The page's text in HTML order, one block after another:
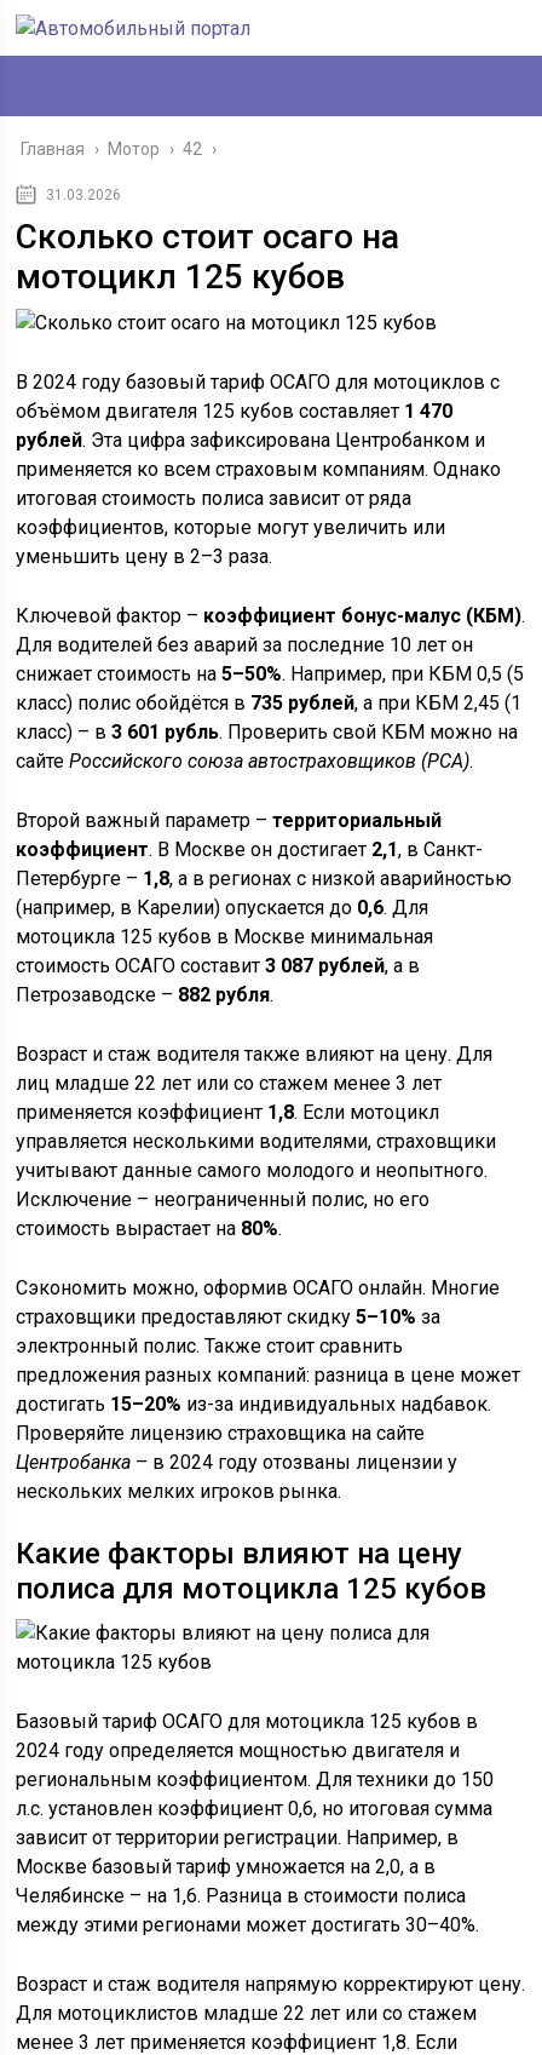
Главная › Мотор › 42 ›
31.03.2026
Сколько стоит осаго на
мотоцикл 125 кубов
В 2024 году базовый тариф ОСАГО для мотоциклов с
объёмом двигателя 125 кубов составляет 1 470
рублей. Эта цифра зафиксирована Центробанком и
применяется ко всем страховым компаниям. Однако
итоговая стоимость полиса зависит от ряда
коэффициентов, которые могут увеличить или
уменьшить цену в 2–3 раза.
Ключевой фактор – коэффициент бонус-малус (КБМ).
Для водителей без аварий за последние 10 лет он
снижает стоимость на5–50%. Например, при КБМ 0,5 (5
класс) полис обойдётся в 735 рублей, а при КБМ 2,45 (1
класс) – в3 601 рубль. Проверить свой КБМ можно на
сайтеРоссийского союза автостраховщиков (РСА).
Второй важный параметр –территориальный
коэффициент. В Москве он достигает 2,1, в Санкт-
Петербурге – 1,8, а в регионах с низкой аварийностью
(например, в Карелии) опускается до 0,6. Для
мотоцикла 125 кубов в Москве минимальная
стоимость ОСАГО составит3 087 рублей, а в
Петрозаводске – 882 рубля.
Возраст и стаж водителя также влияют на цену. Для
лиц младше 22 лет или со стажем менее 3 лет
применяется коэффициент 1,8. Если мотоцикл
управляется несколькими водителями, страховщики
учитывают данные самого молодого и неопытного.
Исключение – неограниченный полис, но его
стоимость вырастает на 80%.
Сэкономить можно, оформив ОСАГО онлайн. Многие
страховщики предоставляют скидку5–10% за
электронный полис. Также стоит сравнить
предложения разных компаний: разница в цене может
достигать 15–20% из-за индивидуальных надбавок.
Проверяйте лицензию страховщика на сайте
Центробанка – в 2024 году отозваны лицензии у
нескольких мелких игроков рынка.
Какие факторы влияют на цену
полиса для мотоцикла 125 кубов
Базовый тариф ОСАГО для мотоцикла 125 кубов в
2024 году определяется мощностью двигателя и
региональным коэффициентом. Для техники до 150
л.с. установлен коэффициент 0,6, но итоговая сумма
зависит от территории регистрации. Например, в
Москве базовый тариф умножается на 2,0, а в
Челябинске – на 1,6. Разница в стоимости полиса
между этими регионами может достигать 30–40%.
Возраст и стаж водителя напрямую корректируют цену.
Для мотоциклистов младше 22 лет или со стажем
менее 3 лет применяется коэффициент 1,8. Если